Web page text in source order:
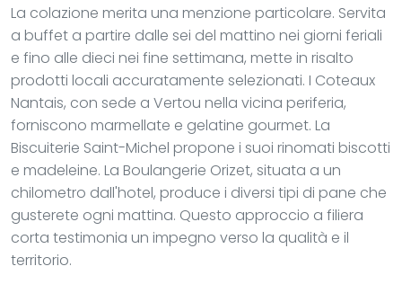
La colazione merita una menzione particolare. Servita
a buffet a partire dalle sei del mattino nei giorni feriali
e fino alle dieci nei fine settimana, mette in risalto
prodotti locali accuratamente selezionati. I Coteaux
Nantais, con sede a Vertou nella vicina periferia,
forniscono marmellate e gelatine gourmet. La
Biscuiterie Saint-Michel propone i suoi rinomati biscotti
e madeleine. La Boulangerie Orizet, situata a un
chilometro dall'hotel, produce i diversi tipi di pane che
gusterete ogni mattina. Questo approccio a filiera
corta testimonia un impegno verso la qualità e il
territorio.